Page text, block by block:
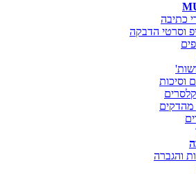
כתיבה
וסרטי הדבקה
וסיכות
מהדקים
והגברה